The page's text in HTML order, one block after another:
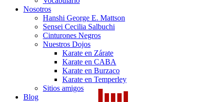
Nosotros
Hanshi George E. Mattson
Sensei Cecilia Salbuchi
Cinturones Negros
Nuestros Dojos
Karate en Zárate
Karate en CABA
Karate en Burzaco
Karate en Temperley
Sitios amigos
Blog